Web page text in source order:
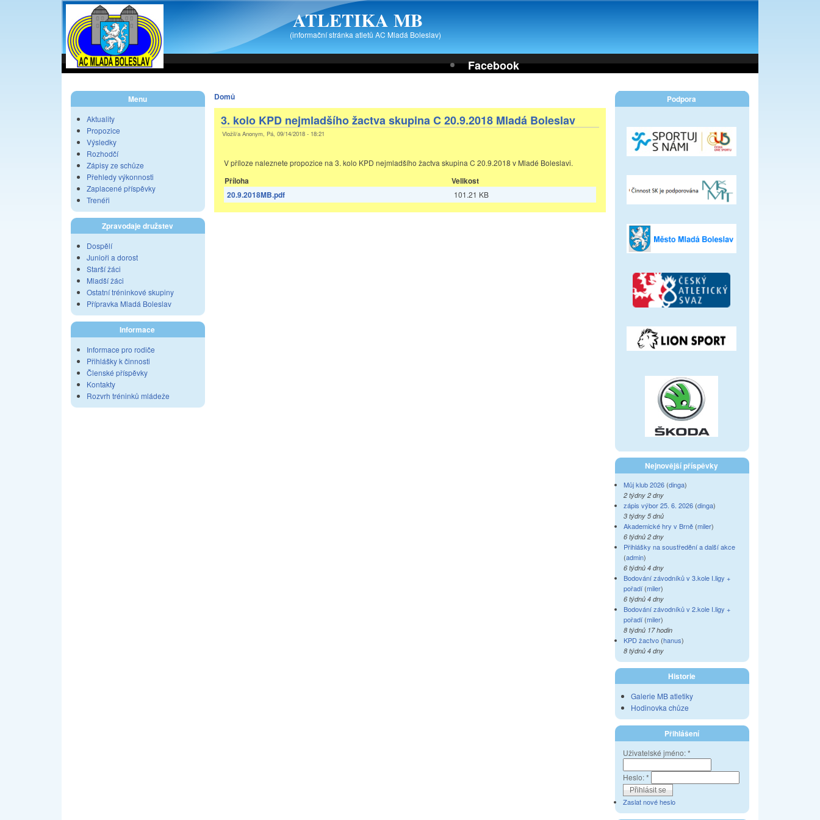
ATLETIKA MB
(informační stránka atletů AC Mladá Boleslav)
Facebook
Menu
Aktuality
Propozice
Výsledky
Rozhodčí
Zápisy ze schůze
Přehledy výkonnosti
Zaplacené příspěvky
Trenéři
Zpravodaje družstev
Dospělí
Junioři a dorost
Starší žáci
Mladší žáci
Ostatní tréninkové skupiny
Přípravka Mladá Boleslav
Informace
Informace pro rodiče
Přihlášky k činnosti
Členské příspěvky
Kontakty
Rozvrh tréninků mládeže
Domů
3. kolo KPD nejmladšího žactva skupina C 20.9.2018 Mladá Boleslav
Vložil/a Anonym, Pá, 09/14/2018 - 18:21
V příloze naleznete propozice na 3. kolo KPD nejmladšího žactva skupina C 20.9.2018 v Mladé Boleslavi.
Příloha
Velikost
20.9.2018MB.pdf
101.21 KB
Podpora
Nejnovější příspěvky
Můj klub 2026(dinga)
2 týdny 2 dny
zápis výbor 25. 6. 2026(dinga)
3 týdny 5 dnů
Akademické hry v Brně(miler)
6 týdnů 2 dny
Přihlášky na soustředění a další akce
(admin)
6 týdnů 4 dny
Bodování závodníků v 3.kole I.ligy +
pořadí(miler)
6 týdnů 4 dny
Bodování závodníků v 2.kole I.ligy +
pořadí(miler)
8 týdnů 17 hodin
KPD žactvo(hanus)
8 týdnů 4 dny
Historie
Galerie MB atletiky
Hodinovka chůze
Přihlášení
Uživatelské jméno:*
Heslo:*
Zaslat nové heslo